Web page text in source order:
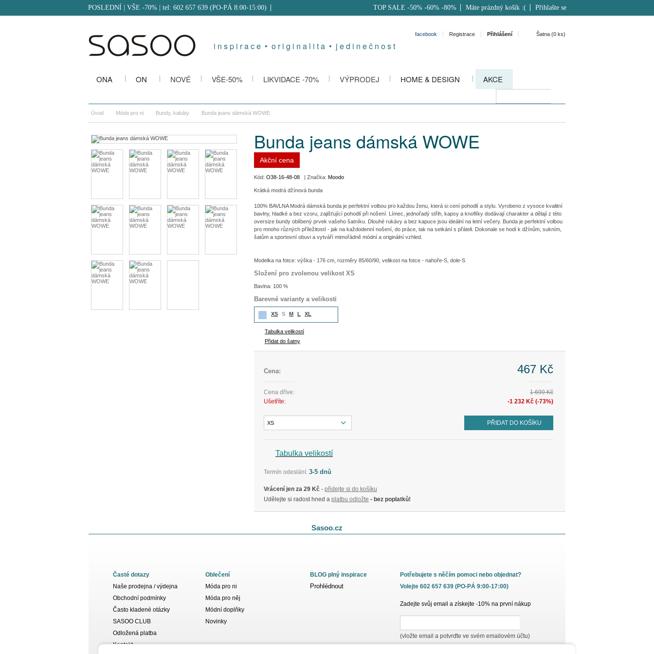
i n s p i r a c e • o r i g i n a l i t a • j e d i n e č n o s t
POSLEDNÍ | VŠE -70%| tel: 602 657 639 (PO-PÁ 8:00-15:00) TOP SALE -50% -60% -80% Máte prázdný košík :( Přihlašte se
facebook Registrace Přihlášení Šatna (0 ks)
ONA ON NOVÉ VŠE-50% LIKVIDACE -70% VÝPRODEJ HOME & DESIGN AKCE
Úvod Móda pro ni Bundy, kabáty Bunda jeans dámská WOWE
Bunda jeans dámská WOWE
Akční cena
Kód: O38-16-48-08 | Značka: Moodo
Krátká modrá džínová bunda
100% BAVLNA Modrá dámská bunda je perfektní volbou pro každou ženu, která si cení pohodlí a stylu. Vyrobeno z vysoce kvalitní
bavlny, hladké a bez vzoru, zajišťující pohodlí při nošení. Límec, jednořadý střih, kapsy a knoflíky dodávají charakter a dělají z této
oversize bundy oblíbený prvek vašeho šatníku. Dlouhé rukávy a bez kapuce jsou ideální na letní večery. Bunda je perfektní volbou
pro mnoho různých příležitostí - jak na každodenní nošení, do práce, tak na setkání s přáteli. Dokonale se hodí k džínům, sukním,
šatům a sportovní obuvi a vytváří mimořádně módní a originální vzhled.
Modelka na fotce: výška - 176 cm, rozměry 85/60/90, velikost na fotce - nahoře-S, dole-S
Složení pro zvolenou velikost XS
Bavlna: 100 %
Barevné varianty a velikosti
XS S M L XL
Tabulka velikostí
Přidat do šatny
Cena: 467 Kč
Cena dříve:
1 699 Kč
Ušetříte:
-1 232 Kč (-73%)
XS PŘIDAT DO KOŠÍKU
Tabulka velikostí
Termín odeslání: 3-5 dnů
Vrácení jen za 29 Kč - přidejte si do košíku
Udělejte si radost hned a platbu odložte - bez poplatků!
Sasoo.cz
Časté dotazy
Naše prodejna / výdejna
Obchodní podmínky
Často kladené otázky
SASOO CLUB
Odložená platba
Kontakt
Oblečení
Móda pro ni
Móda pro něj
Módní doplňky
Novinky
BLOG plný inspirace
Prohlédnout
Potřebujete s něčím pomoci nebo objednat?
Volejte 602 657 639 (PO-PÁ 9:00-17:00)
Zadejte svůj email a získejte -10% na první nákup
(vložte email a potvrďte ve svém emailovém účtu)